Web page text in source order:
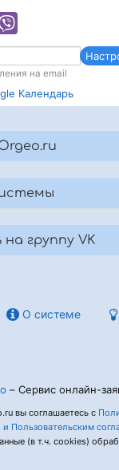
на email
Календарь
группу VK
О системе
– Сервис онлайн-
вы соглашаетесь с
Пользовательским
(в т.ч. cookies)